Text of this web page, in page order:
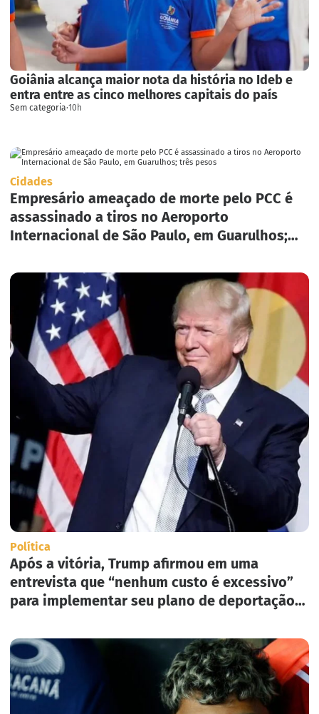
Goiânia alcança maior nota da história no Ideb e
entra entre as cinco melhores capitais do país
Sem categoria·10h
Cidades
Empresário ameaçado de morte pelo PCC é
assassinado a tiros no Aeroporto
Internacional de São Paulo, em Guarulhos;
Política
Após a vitória, Trump afirmou em uma
entrevista que “nenhum custo é excessivo”
para implementar seu plano de deportação